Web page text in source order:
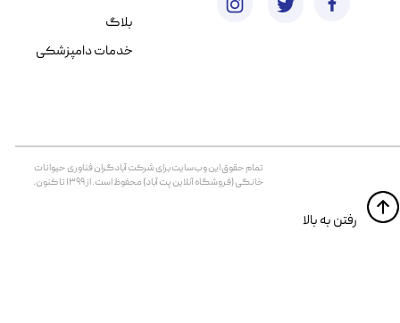
تمام حقوق اين وب‌سايت برای شرکت آبادگران فناوری حیوانات
خانگی (فروشگاه آنلاین پت آباد) محفوظ است. از ۱۳۹۹ تا کنون.
​​رفتن به بالا
بلاگ
خدمات دامپزشکی